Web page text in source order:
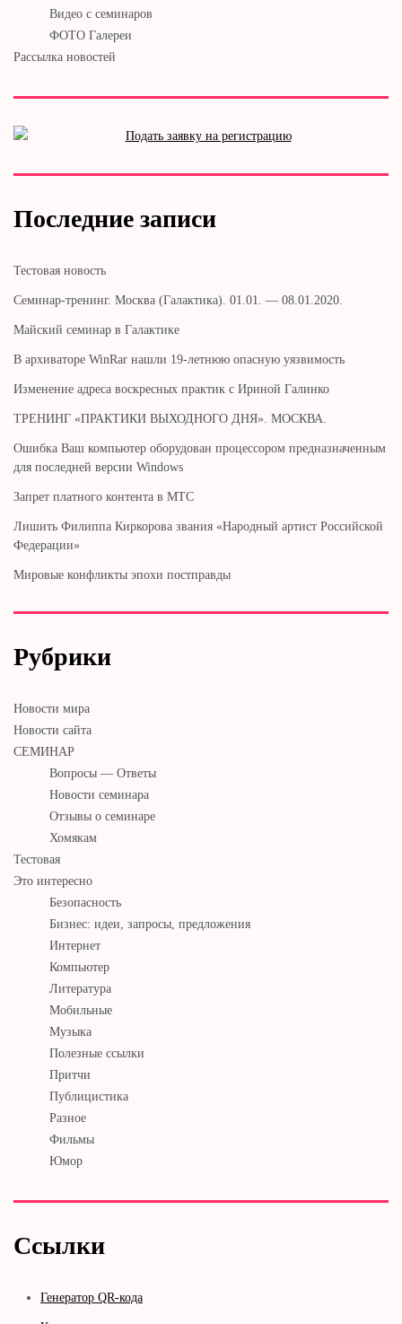
Видео с семинаров
ФОТО Галереи
Рассылка новостей
Последние записи
Тестовая новость
Cеминар-тренинг. Москва (Галактика). 01.01. — 08.01.2020.
Майский семинар в Галактике
В архиваторе WinRar нашли 19-летнюю опасную уязвимость
Изменение адреса воскресных практик с Ириной Галинко
ТРЕНИНГ «ПРАКТИКИ ВЫХОДНОГО ДНЯ». МОСКВА.
Ошибка Ваш компьютер оборудован процессором предназначенным
для последней версии Windows
Запрет платного контента в МТС
Лишить Филиппа Киркорова звания «Народный артист Российской
Федерации»
Мировые конфликты эпохи постправды
Рубрики
Новости мира
Новости сайта
СЕМИНАР
Вопросы — Ответы
Новости семинара
Отзывы о семинаре
Хомякам
Тестовая
Это интересно
Безопасность
Бизнес: идеи, запросы, предложения
Интернет
Компьютер
Литература
Мобильные
Музыка
Полезные ссылки
Притчи
Публицистика
Разное
Фильмы
Юмор
Ссылки
Генератор QR-кода